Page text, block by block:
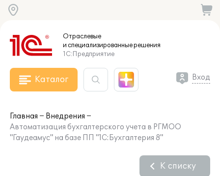
Отраслевые
и специализированныерешения
1С:Предприятие
Каталог Вход
Главная
Внедрения
Автоматизация бухгалтерского учета в РГМОО
"Гаудеамус" на базе ПП "1С:Бухгалтерия 8"
К списку